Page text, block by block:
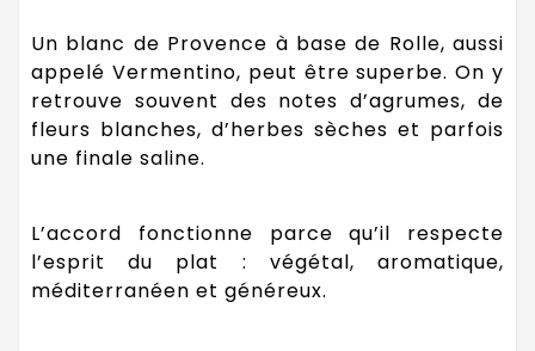
Un blanc de Provence à base de Rolle, aussi
appelé Vermentino, peut être superbe. On y
retrouve souvent des notes d’agrumes, de
fleurs blanches, d’herbes sèches et parfois
une finale saline.
L’accord fonctionne parce qu’il respecte
l’esprit du plat : végétal, aromatique,
méditerranéen et généreux.